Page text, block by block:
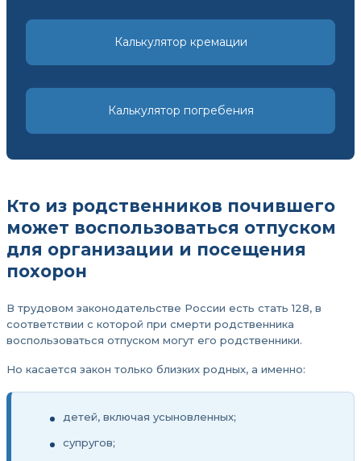
Калькулятор кремации
Калькулятор погребения
Кто из родственников почившего
может воспользоваться отпуском
для организации и посещения
похорон
В трудовом законодательстве России есть стать 128, в
соответствии с которой при смерти родственника
воспользоваться отпуском могут его родственники.
Но касается закон только близких родных, а именно:
детей, включая усыновленных;
супругов;